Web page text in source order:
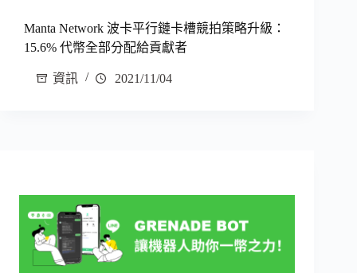
Manta Network 波卡平行鏈卡槽競拍策略升級：
15.6% 代幣全部分配給貢獻者
資訊 2021/11/04